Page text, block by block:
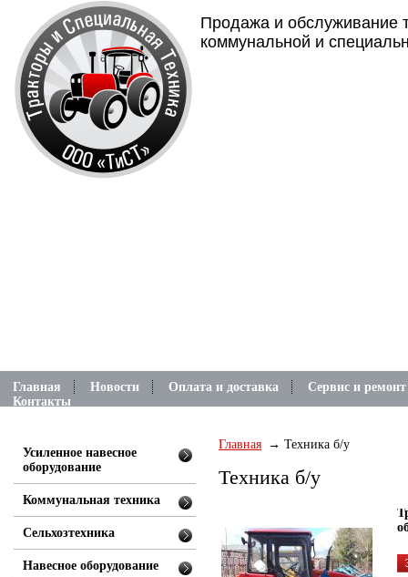
Продажа и обслуживание
коммунальной и
Главная Новости Оплата и доставка
Сервис и ремонт
Контакты
Главная Техника б/у
Техника б/у
Усиленное навесное
оборудование
Коммунальная техника
Сельхозтехника
Навесное оборудование